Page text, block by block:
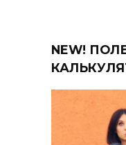
NEW!